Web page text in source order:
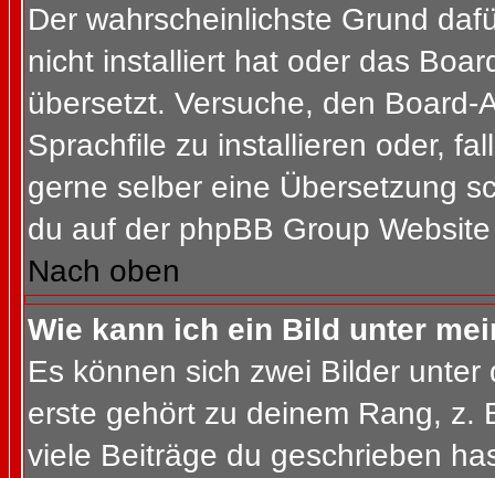
Der wahrscheinlichste Grund
nicht installiert hat oder das
übersetzt. Versuche, den
Sprachfile zu installieren oder,
gerne selber eine Übersetzung
du auf der phpBB Group
Nach oben
Wie kann ich ein Bild unter
Es können sich zwei Bilder
erste gehört zu deinem Rang, z.
viele Beiträge du geschrieben